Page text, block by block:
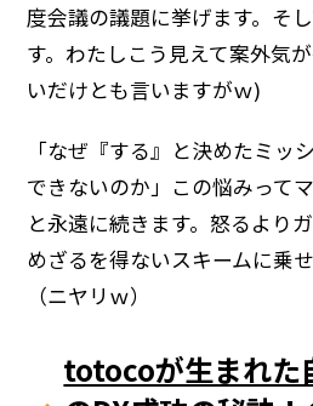
度会議の議題に挙げます。そ
す。わたしこう見えて案外気
いだけとも言いますがｗ)
「なぜ『する』と決めたミッ
できないのか」この悩みって
と永遠に続きます。怒るより
めざるを得ないスキームに乗
（ニヤリｗ）
totocoが生まれた